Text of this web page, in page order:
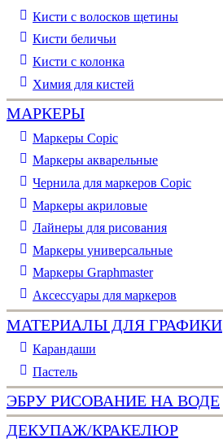
Кисти с волосков щетины
Кисти беличьи
Кисти с колонка
Химия для кистей
МАРКЕРЫ
Маркеры Copic
Маркеры акварельные
Чернила для маркеров Copic
Маркеры акриловые
Лайнеры для рисования
Маркеры универсальные
Маркеры Graphmaster
Аксессуары для маркеров
МАТЕРИАЛЫ ДЛЯ ГРАФИКИ
Карандаши
Пастель
ЭБРУ РИСОВАНИЕ НА ВОДЕ
ДЕКУПАЖ/КРАКЕЛЮР